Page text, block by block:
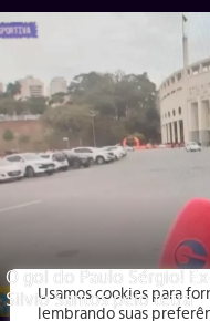
O gol do Paulo Sérgio!
Silvio Santos pelo tetra
Usamos cookies para
lembrando suas